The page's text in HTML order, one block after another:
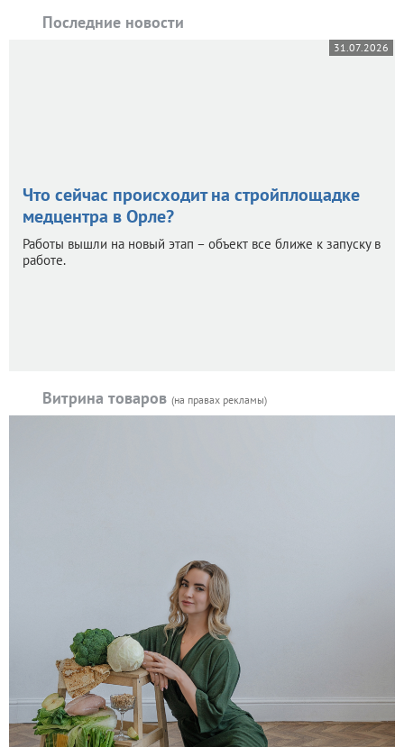
Последние новости
31.07.2026
Что сейчас происходит на стройплощадке
медцентра в Орле?
Работы вышли на новый этап – объект все ближе к запуску в
работе.
Витрина товаров (на правах рекламы)